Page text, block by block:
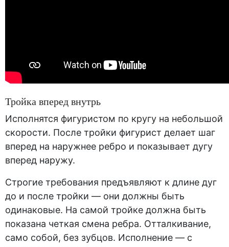
Тройка вперед внутрь
Исполнятся фигуристом по кругу на небольшой
скорости. После тройки фигурист делает шаг
вперед на наружнее ребро и показывает дугу
вперед наружу.
Строгие требования предъявляют к длине дуг
до и после тройки — они должны быть
одинаковые. На самой тройке должна быть
показана четкая смена ребра. Отталкивание,
само собой, без зубцов. Исполнение — с